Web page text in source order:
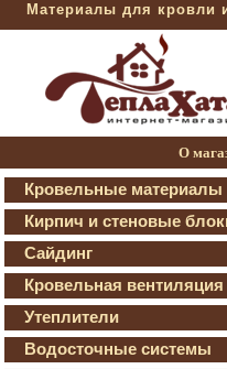
Материалы для кровли
О
Кровельные материалы
Кирпич и стеновые
Сайдинг
Кровельная вентиляция
Утеплители
Водосточные системы